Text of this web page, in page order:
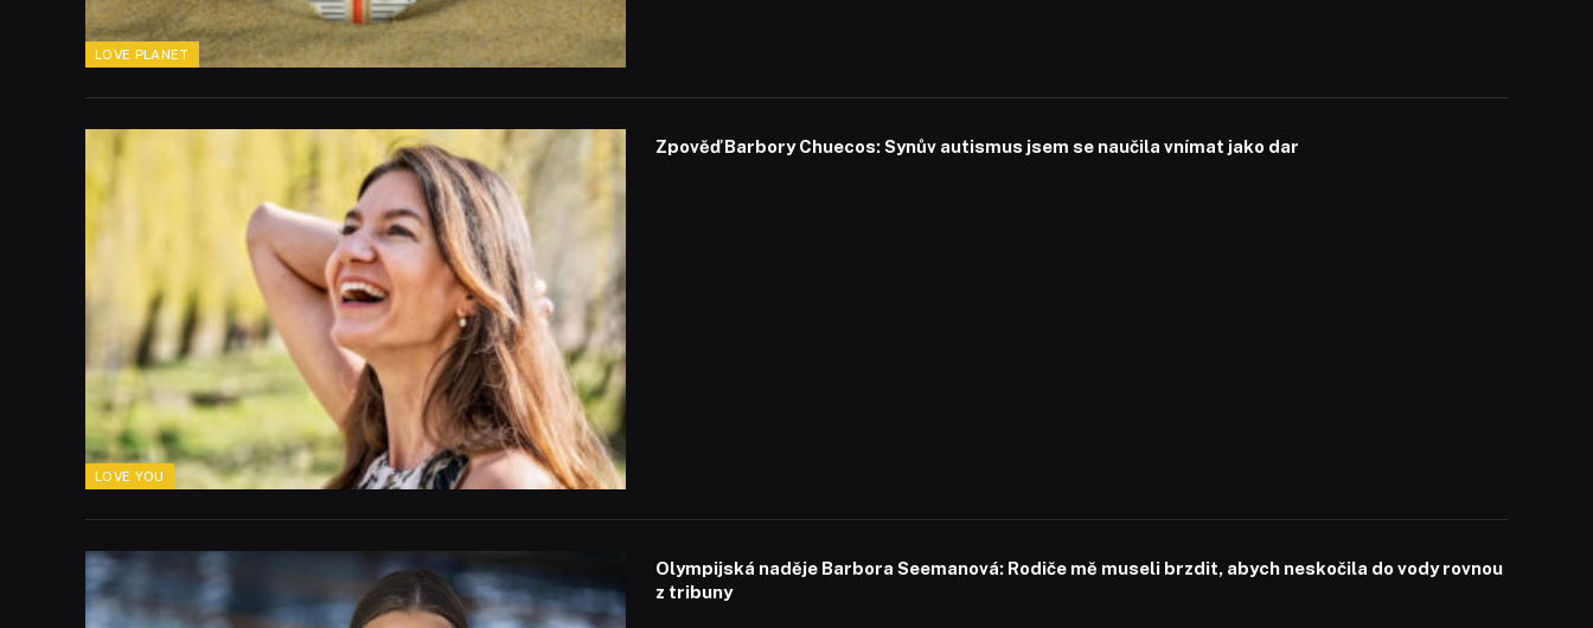
LOVE PLANET
LOVE YOU
Zpověď Barbory Chuecos: Synův autismus jsem se naučila vnímat jako dar
Olympijská naděje Barbora Seemanová: Rodiče mě museli brzdit, abych neskočila do vody rovnou
z tribuny